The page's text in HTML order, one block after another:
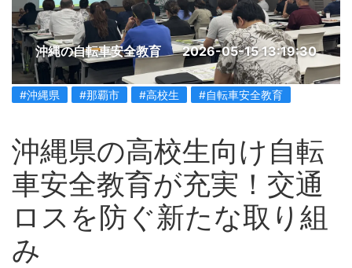
沖縄の自転車安全教育 2026-05-15 13:19:30
#沖縄県 #那覇市 #高校生 #自転車安全教育
沖縄県の高校生向け自転
車安全教育が充実！交通
ロスを防ぐ新たな取り組
み